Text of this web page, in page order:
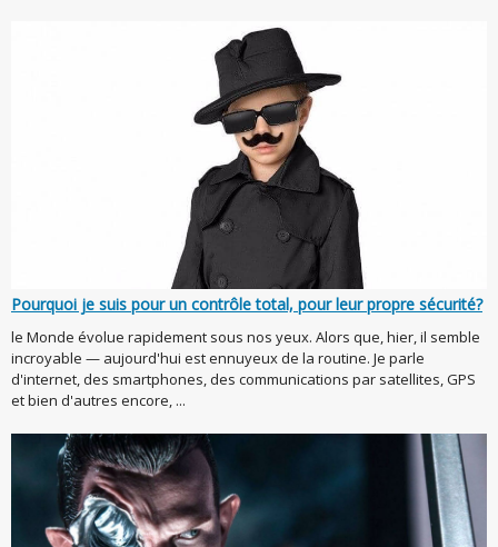
Pourquoi je suis pour un contrôle total, pour leur propre sécurité?
le Monde évolue rapidement sous nos yeux. Alors que, hier, il semble
incroyable — aujourd'hui est ennuyeux de la routine. Je parle
d'internet, des smartphones, des communications par satellites, GPS
et bien d'autres encore, ...